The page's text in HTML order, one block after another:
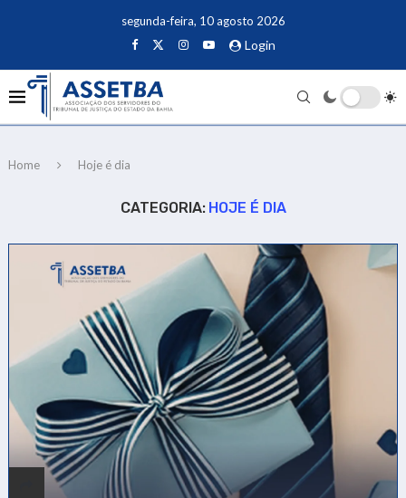
segunda-feira, 10 agosto 2026
Login
Home Hoje é dia
CATEGORIA: HOJE É DIA